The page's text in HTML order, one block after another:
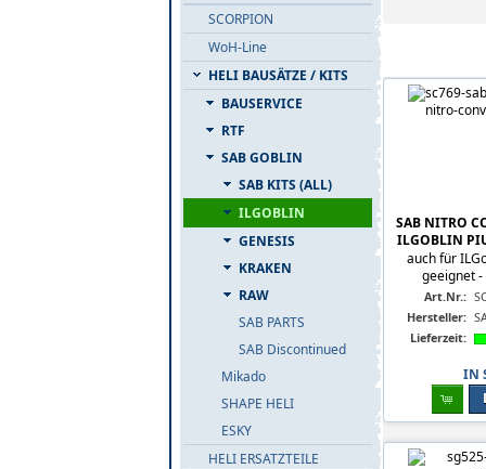
SCORPION
WoH-Line
HELI BAUSÄTZE / KITS
BAUSERVICE
RTF
SAB GOBLIN
SAB KITS (ALL)
ILGOBLIN
GENESIS
KRAKEN
RAW
SAB PARTS
SAB Discontinued
Mikado
SHAPE HELI
ESKY
HELI ERSATZTEILE
SAB NITRO
ILGOBLIN
auch für
geeignet
Art.Nr.:
Hersteller:
Lieferzeit:
IN